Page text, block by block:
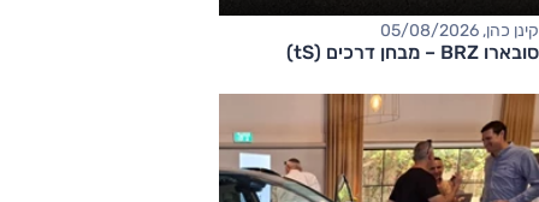
קינן כהן, 05/08/2026
סובארו BRZ – מבחן דרכים (tS)